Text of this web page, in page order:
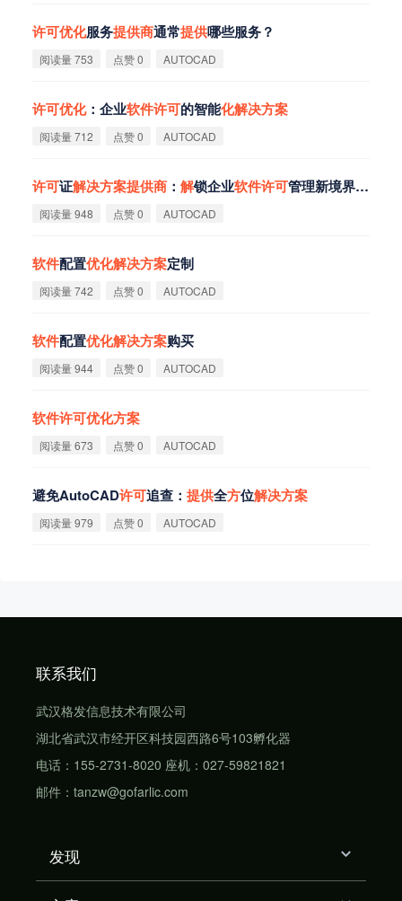
许可优化服务提供商通常提供哪些服务？
阅读量 753 点赞 0 AUTOCAD
许可优化：企业软件许可的智能化解决方案
阅读量 712 点赞 0 AUTOCAD
许可证解决方案提供商 ： 解锁企业软件许可管理新境界，gofarlic.com引领开源未来
阅读量 948 点赞 0 AUTOCAD
软件配置优化解决方案定制
阅读量 742 点赞 0 AUTOCAD
软件配置优化解决方案购买
阅读量 944 点赞 0 AUTOCAD
软件许可优化方案
阅读量 673 点赞 0 AUTOCAD
避免AutoCAD许可追查： 提供全方位解决方案
阅读量 979 点赞 0 AUTOCAD
联系我们
武汉格发信息技术有限公司
湖北省武汉市经开区科技园西路6号103孵化器
电话：155-2731-8020 座机：027-59821821
邮件：tanzw@gofarlic.com
发现